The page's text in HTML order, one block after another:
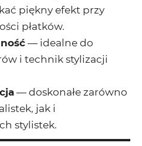
piękny efekt przy
płatków.
— idealne do
i technik stylizacji
— doskonałe zarówno
jak i
stylistek.